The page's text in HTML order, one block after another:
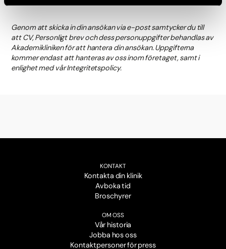
Genom att skicka in din ansökan via e-post samtycker du till
att CV, Personligt brev och dess personuppgifter behandlas av
Akademikliniken för att hantera din ansökan. Uppgifterna
kommer endast att hanteras av oss inom företaget, samt i
enlighet med vår Integritetspolicy.
KONTAKT
Kontakta din klinik
Avboka tid
Broschyrer
OM OSS
Vår historia
Jobba hos oss
Kontaktpersoner för press